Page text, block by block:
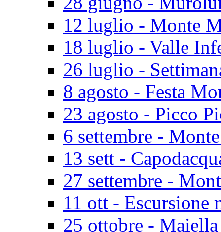
12 luglio - Monte
18 luglio - Valle
26 luglio -
8 agosto - Festa
23 agosto - Picco
6 settembre -
13 sett -
27 settembre -
11 ott - Escursione
25 ottobre - Maiella